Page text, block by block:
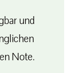
und
Note.